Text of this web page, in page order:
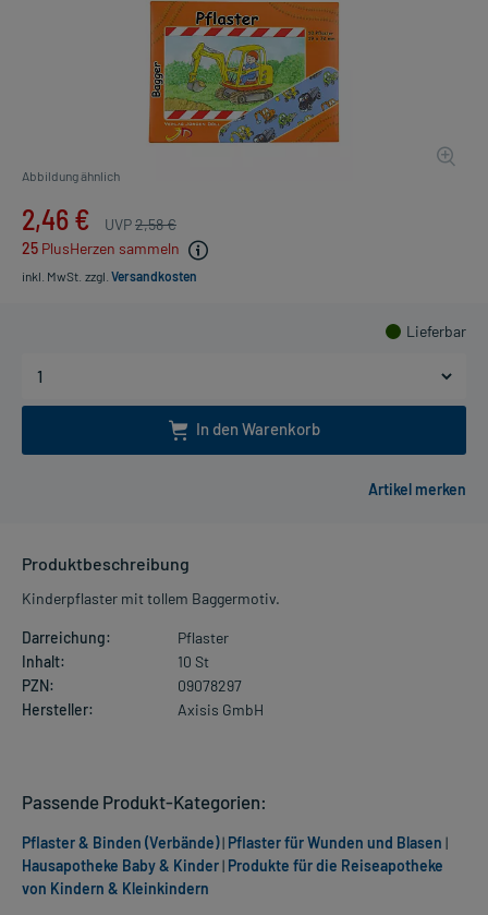
Abbildung ähnlich
2,46 € UVP2,58 €
25 PlusHerzen sammeln
inkl. MwSt. zzgl. Versandkosten
Lieferbar
In den Warenkorb
Produktbeschreibung
Kinderpflaster mit tollem Baggermotiv.
Darreichung:
Pflaster
Inhalt:
10 St
PZN:
09078297
Hersteller:
Axisis GmbH
Passende Produkt-Kategorien:
Pflaster & Binden (Verbände)| Pflaster für Wunden und Blasen |
Hausapotheke Baby & Kinder| Produkte für die Reiseapotheke
von Kindern & Kleinkindern